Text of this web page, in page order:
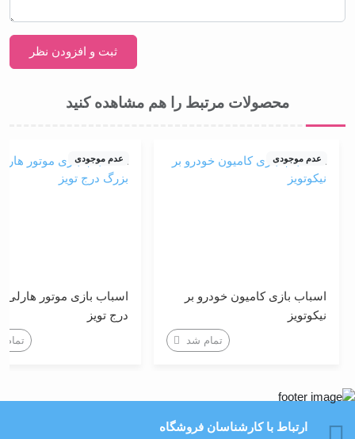
محصولات مرتبط را هم مشاهده کنید
عدم موجودی
اسباب بازی کامیون خودرو بر
نیکوتویز
تمام شد
عدم موجودی
اسباب بازی موتور هارلی
درج تویز
تمام
ارتباط با کارشناسان فروشگاه